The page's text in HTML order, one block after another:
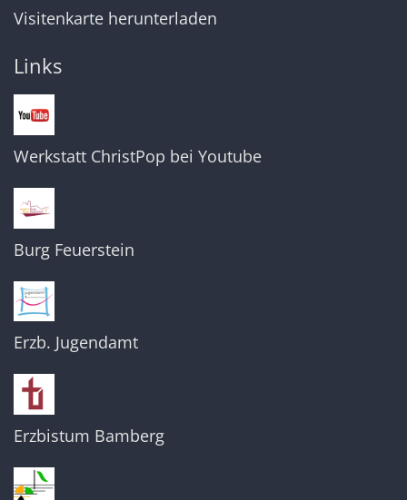
Visitenkarte herunterladen
Links
Werkstatt ChristPop bei Youtube
Burg Feuerstein
Erzb. Jugendamt
Erzbistum Bamberg